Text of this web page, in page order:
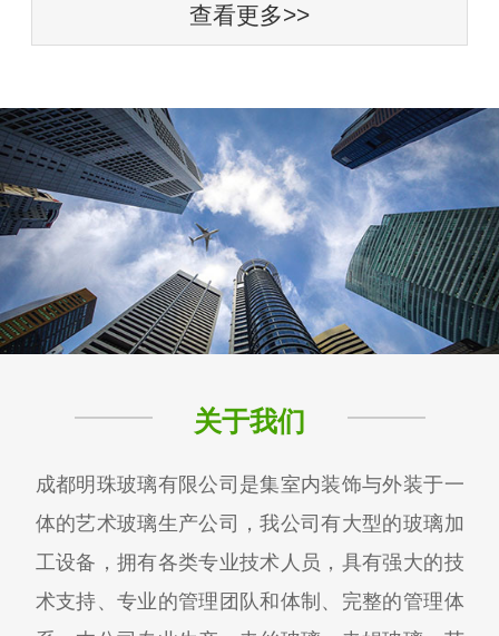
查看更多>>
关于我们
成都明珠玻璃有限公司是集室内装饰与外装于一
体的艺术玻璃生产公司，我公司有大型的玻璃加
工设备，拥有各类专业技术人员，具有强大的技
术支持、专业的管理团队和体制、完整的管理体